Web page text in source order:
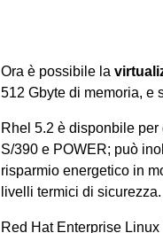
Ora è possibile la
512 Gbyte di memoria, e
Rhel 5.2 è disponbile
S/390 e POWER; può
risparmio energetico in
livelli termici di sicurezza.
Red Hat Enterprise